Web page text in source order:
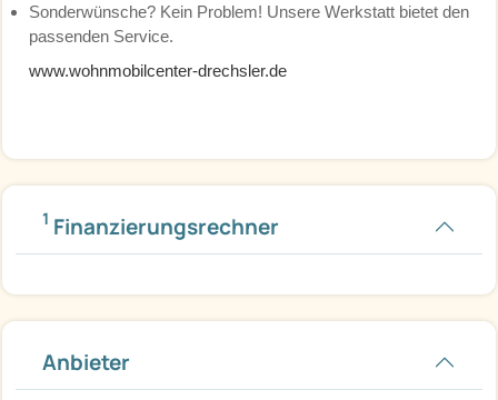
Sonderwünsche? Kein Problem! Unsere Werkstatt bietet den
passenden Service.
www.wohnmobilcenter-drechsler.de
1 Finanzierungsrechner
Anbieter